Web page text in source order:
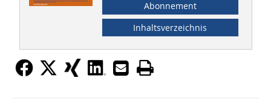
Abonnement
Inhaltsverzeichnis